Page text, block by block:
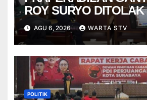
ROY SURYO DITOLAK
AGU 6, 2026 WARTA STV
POLITIK